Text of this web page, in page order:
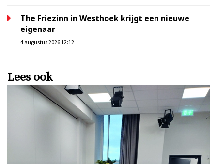
The Friezinn in Westhoek krijgt een nieuwe
eigenaar
4 augustus 2026 12:12
Lees ook